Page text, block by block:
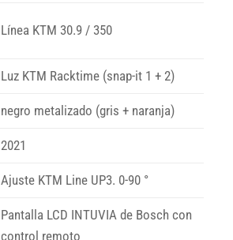
Línea KTM 30.9 / 350
Luz KTM Racktime (snap-it 1 + 2)
negro metalizado (gris + naranja)
2021
Ajuste KTM Line UP3. 0-90 °
Pantalla LCD INTUVIA de Bosch con
control remoto